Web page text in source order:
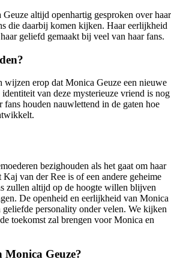
altijd openhartig gesproken over haar
die daarbij komen kijken. Haar eerlijkheid
geliefd gemaakt bij veel van haar fans.
wijzen erop dat Monica Geuze een nieuwe
van deze mysterieuze vriend is nog
houden nauwlettend in de gaten hoe
bezighouden als het gaat om haar
van der Ree is of een andere geheime
zullen altijd op de hoogte willen blijven
De openheid en eerlijkheid van Monica
geliefde personality onder velen. We kijken
toekomst zal brengen voor Monica en
Monica Geuze?